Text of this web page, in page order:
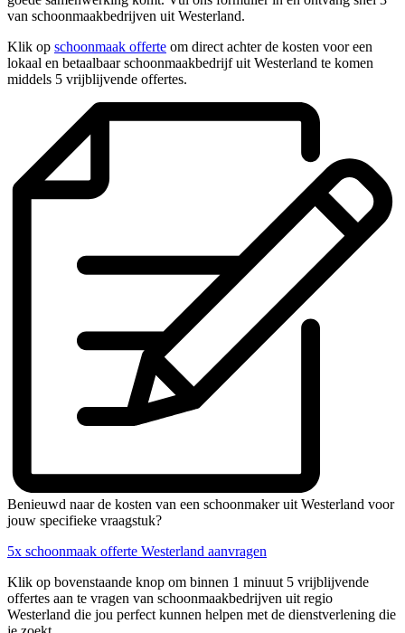
van schoonmaakbedrijven uit Westerland.
Klik op schoonmaak offerte om direct achter de kosten voor een
lokaal en betaalbaar schoonmaakbedrijf uit Westerland te komen
middels 5 vrijblijvende offertes.
Benieuwd naar de kosten van een schoonmaker uit Westerland voor
jouw specifieke vraagstuk?
5x schoonmaak offerte Westerland aanvragen
Klik op bovenstaande knop om binnen 1 minuut 5 vrijblijvende
offertes aan te vragen van schoonmaakbedrijven uit regio
Westerland die jou perfect kunnen helpen met de dienstverlening die